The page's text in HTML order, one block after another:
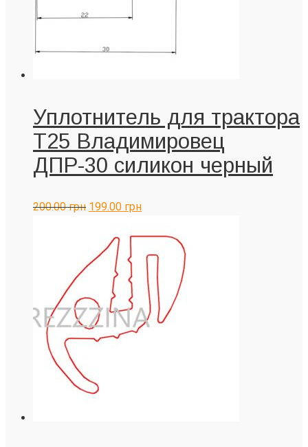
Уплотнитель для трактора
Т25 Владимировец
ДПР-30 силикон черный
200.00грн 199.00 грн